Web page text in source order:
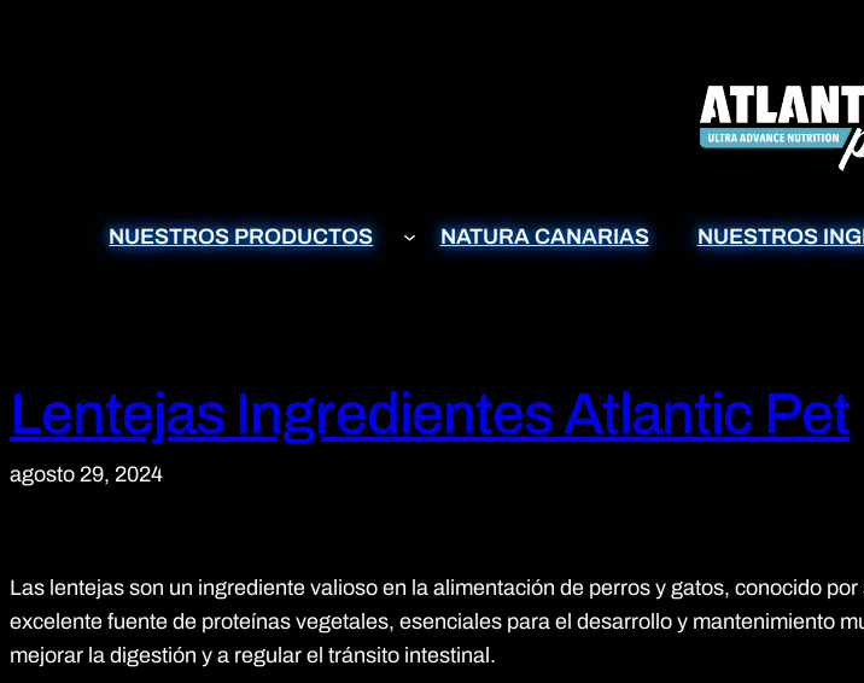
NUESTROS PRODUCTOS NATURA CANARIAS NUESTROS
Lentejas Ingredientes Atlantic Pet
agosto 29, 2024
Las lentejas son un ingrediente valioso en la alimentación de perros y gatos, conocido
excelente fuente de proteínas vegetales, esenciales para el desarrollo y mantenimiento
mejorar la digestión y a regular el tránsito intestinal.